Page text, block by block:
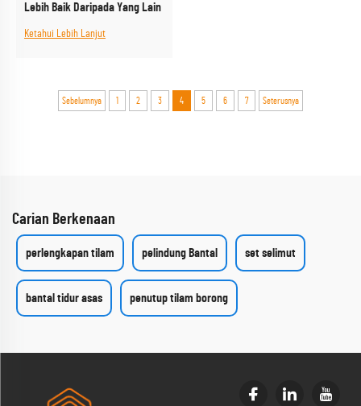
Lebih Baik Daripada Yang Lain
Ketahui Lebih Lanjut
Sebelumnya 1 2 3 4 5 6 7 Seterusnya
Carian Berkenaan
perlengkapan tilam pelindung Bantal set selimut
bantal tidur asas penutup tilam borong